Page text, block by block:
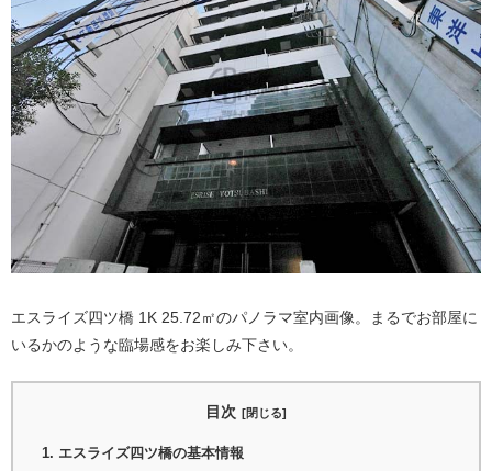
エスライズ四ツ橋 1K 25.72㎡のパノラマ室内画像。まるでお部屋に
いるかのような臨場感をお楽しみ下さい。
目次
エスライズ四ツ橋の基本情報